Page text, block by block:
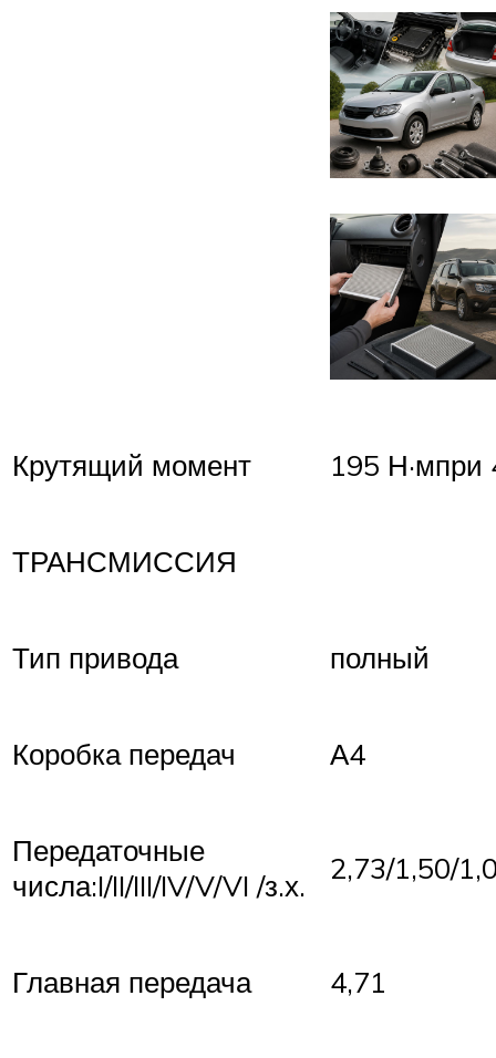
Крутящий момент 195
ТРАНСМИССИЯ
Тип привода полный
Коробка передач А4
Передаточные
числа:I/II/III/IV/V/VI /з.х.
2,73/1,50/
Главная передача 4,71